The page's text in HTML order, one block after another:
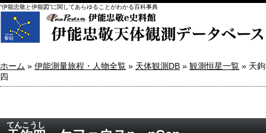
“伊能忠敬と伊能図”に関してあらゆることがわかる百科事典
ホーム » 伊能測量旅程・人物全覧 » 天体観測DB » 観測恒星一覧 » 天鉤
四
てんこうし